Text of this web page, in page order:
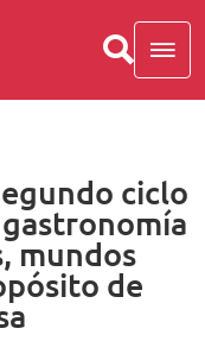
ciclo
mundos
de